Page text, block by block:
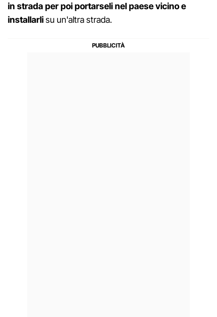
in strada per poi portarseli nel paese vicino e
installarlisu un'altra strada.